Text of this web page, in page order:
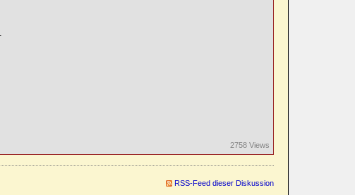
2758 Views
RSS-Feed dieser Diskussion